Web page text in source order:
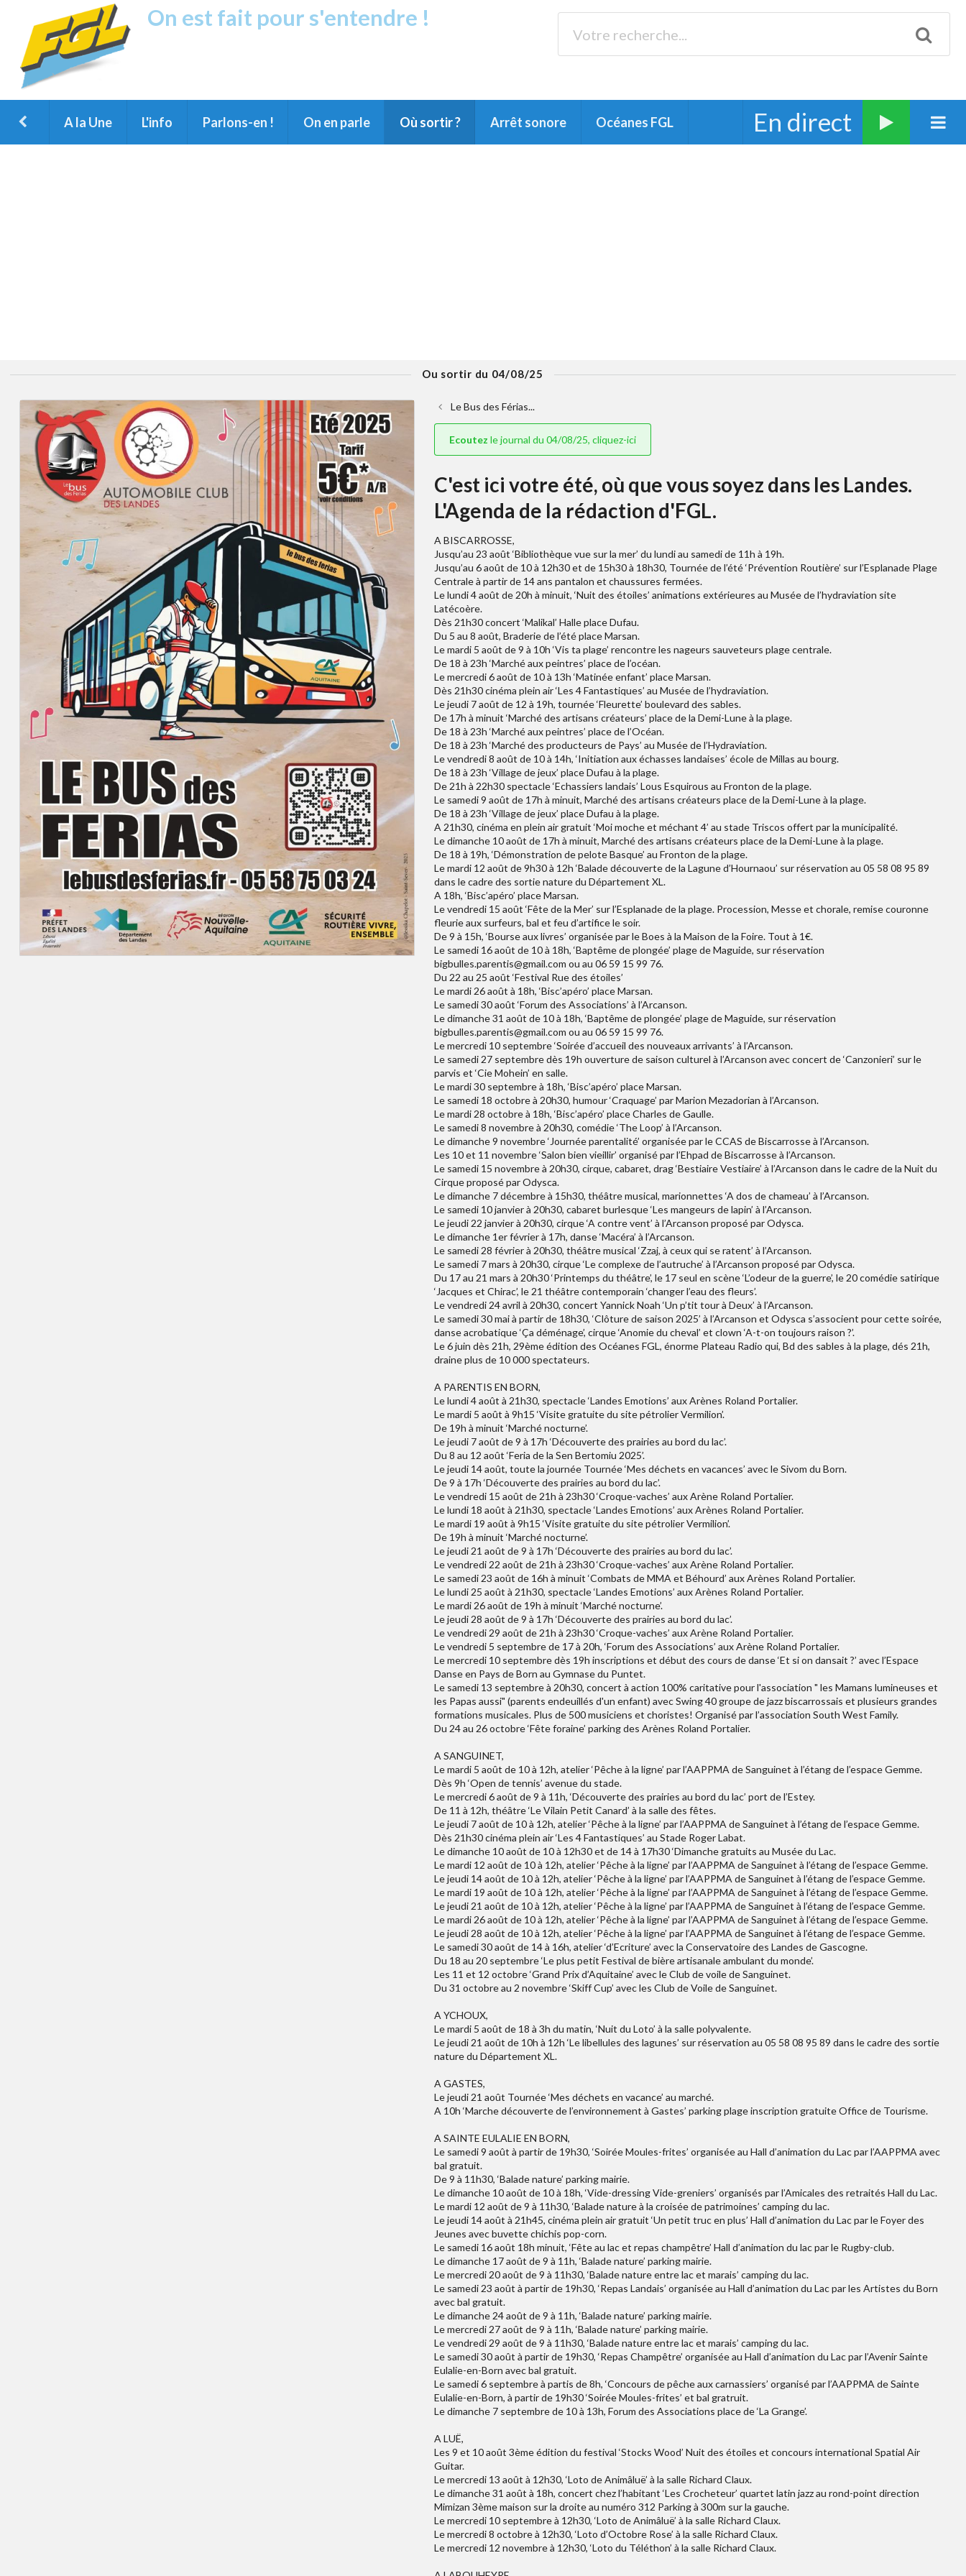
On est fait pour s'entendre !
A la Une L'info Parlons-en ! On en parle Où sortir ? Arrêt sonore Océanes FGL En direct
Ou sortir du 04/08/25
Le Bus des Férias...
Ecoutez le journal du 04/08/25, cliquez-ici
C'est ici votre été, où que vous soyez dans les Landes.
L'Agenda de la rédaction d'FGL.
A BISCARROSSE,
Jusqu’au 23 août ‘Bibliothèque vue sur la mer’ du lundi au samedi de 11h à 19h.
Jusqu’au 6 août de 10 à 12h30 et de 15h30 à 18h30, Tournée de l’été ‘Prévention Routière’ sur l’Esplanade Plage
Centrale à partir de 14 ans pantalon et chaussures fermées.
Le lundi 4 août de 20h à minuit, ‘Nuit des étoiles’ animations extérieures au Musée de l’hydraviation site
Latécoère.
Dès 21h30 concert ‘Malikal’ Halle place Dufau.
Du 5 au 8 août, Braderie de l’été place Marsan.
Le mardi 5 août de 9 à 10h ‘Vis ta plage’ rencontre les nageurs sauveteurs plage centrale.
De 18 à 23h ‘Marché aux peintres’ place de l’océan.
Le mercredi 6 août de 10 à 13h ‘Matinée enfant’ place Marsan.
Dès 21h30 cinéma plein air ‘Les 4 Fantastiques’ au Musée de l’hydraviation.
Le jeudi 7 août de 12 à 19h, tournée ‘Fleurette’ boulevard des sables.
De 17h à minuit ‘Marché des artisans créateurs’ place de la Demi-Lune à la plage.
De 18 à 23h ‘Marché aux peintres’ place de l’Océan.
De 18 à 23h ‘Marché des producteurs de Pays’ au Musée de l’Hydraviation.
Le vendredi 8 août de 10 à 14h, ‘Initiation aux échasses landaises’ école de Millas au bourg.
De 18 à 23h ‘Village de jeux’ place Dufau à la plage.
De 21h à 22h30 spectacle ‘Echassiers landais’ Lous Esquirous au Fronton de la plage.
Le samedi 9 août de 17h à minuit, Marché des artisans créateurs place de la Demi-Lune à la plage.
De 18 à 23h ‘Village de jeux’ place Dufau à la plage.
A 21h30, cinéma en plein air gratuit ‘Moi moche et méchant 4’ au stade Triscos offert par la municipalité.
Le dimanche 10 août de 17h à minuit, Marché des artisans créateurs place de la Demi-Lune à la plage.
De 18 à 19h, ‘Démonstration de pelote Basque’ au Fronton de la plage.
Le mardi 12 août de 9h30 à 12h ‘Balade découverte de la Lagune d’Hournaou’ sur réservation au 05 58 08 95 89
dans le cadre des sortie nature du Département XL.
A 18h, ‘Bisc’apéro’ place Marsan.
Le vendredi 15 août ‘Fête de la Mer’ sur l’Esplanade de la plage. Procession, Messe et chorale, remise couronne
fleurie aux surfeurs, bal et feu d’artifice le soir.
De 9 à 15h, ‘Bourse aux livres’ organisée par le Boes à la Maison de la Foire. Tout à 1€.
Le samedi 16 août de 10 à 18h, ‘Baptême de plongée’ plage de Maguide, sur réservation
bigbulles.parentis@gmail.com ou au 06 59 15 99 76.
Du 22 au 25 août ‘Festival Rue des étoiles’
Le mardi 26 août à 18h, ‘Bisc’apéro’ place Marsan.
Le samedi 30 août ‘Forum des Associations’ à l’Arcanson.
Le dimanche 31 août de 10 à 18h, ‘Baptême de plongée’ plage de Maguide, sur réservation
bigbulles.parentis@gmail.com ou au 06 59 15 99 76.
Le mercredi 10 septembre ‘Soirée d’accueil des nouveaux arrivants’ à l’Arcanson.
Le samedi 27 septembre dès 19h ouverture de saison culturel à l’Arcanson avec concert de ‘Canzonieri’ sur le
parvis et ‘Cie Mohein’ en salle.
Le mardi 30 septembre à 18h, ‘Bisc’apéro’ place Marsan.
Le samedi 18 octobre à 20h30, humour ‘Craquage’ par Marion Mezadorian à l’Arcanson.
Le mardi 28 octobre à 18h, ‘Bisc’apéro’ place Charles de Gaulle.
Le samedi 8 novembre à 20h30, comédie ‘The Loop’ à l’Arcanson.
Le dimanche 9 novembre ‘Journée parentalité’ organisée par le CCAS de Biscarrosse à l’Arcanson.
Les 10 et 11 novembre ‘Salon bien vieillir’ organisé par l’Ehpad de Biscarrosse à l’Arcanson.
Le samedi 15 novembre à 20h30, cirque, cabaret, drag ‘Bestiaire Vestiaire’ à l’Arcanson dans le cadre de la Nuit du
Cirque proposé par Odysca.
Le dimanche 7 décembre à 15h30, théâtre musical, marionnettes ‘A dos de chameau’ à l’Arcanson.
Le samedi 10 janvier à 20h30, cabaret burlesque ‘Les mangeurs de lapin’ à l’Arcanson.
Le jeudi 22 janvier à 20h30, cirque ‘A contre vent’ à l’Arcanson proposé par Odysca.
Le dimanche 1er février à 17h, danse ‘Macéra’ à l’Arcanson.
Le samedi 28 février à 20h30, théâtre musical ‘Zzaj, à ceux qui se ratent’ à l’Arcanson.
Le samedi 7 mars à 20h30, cirque ‘Le complexe de l’autruche’ à l’Arcanson proposé par Odysca.
Du 17 au 21 mars à 20h30 ‘Printemps du théâtre’, le 17 seul en scène ‘L’odeur de la guerre’, le 20 comédie satirique
‘Jacques et Chirac’, le 21 théâtre contemporain ‘changer l’eau des fleurs’.
Le vendredi 24 avril à 20h30, concert Yannick Noah ‘Un p’tit tour à Deux’ à l’Arcanson.
Le samedi 30 mai à partir de 18h30, ‘Clôture de saison 2025’ à l’Arcanson et Odysca s’associent pour cette soirée,
danse acrobatique ‘Ça déménage’, cirque ‘Anomie du cheval’ et clown ‘A-t-on toujours raison ?’.
Le 6 juin dès 21h, 29ème édition des Océanes FGL, énorme Plateau Radio qui, Bd des sables à la plage, dés 21h,
draine plus de 10 000 spectateurs.
A PARENTIS EN BORN,
Le lundi 4 août à 21h30, spectacle ‘Landes Emotions’ aux Arènes Roland Portalier.
Le mardi 5 août à 9h15 ‘Visite gratuite du site pétrolier Vermilion’.
De 19h à minuit ‘Marché nocturne’.
Le jeudi 7 août de 9 à 17h ‘Découverte des prairies au bord du lac’.
Du 8 au 12 août ‘Feria de la Sen Bertomiu 2025’.
Le jeudi 14 août, toute la journée Tournée ‘Mes déchets en vacances’ avec le Sivom du Born.
De 9 à 17h ‘Découverte des prairies au bord du lac’.
Le vendredi 15 août de 21h à 23h30 ‘Croque-vaches’ aux Arène Roland Portalier.
Le lundi 18 août à 21h30, spectacle ‘Landes Emotions’ aux Arènes Roland Portalier.
Le mardi 19 août à 9h15 ‘Visite gratuite du site pétrolier Vermilion’.
De 19h à minuit ‘Marché nocturne’.
Le jeudi 21 août de 9 à 17h ‘Découverte des prairies au bord du lac’.
Le vendredi 22 août de 21h à 23h30 ‘Croque-vaches’ aux Arène Roland Portalier.
Le samedi 23 août de 16h à minuit ‘Combats de MMA et Béhourd’ aux Arènes Roland Portalier.
Le lundi 25 août à 21h30, spectacle ‘Landes Emotions’ aux Arènes Roland Portalier.
Le mardi 26 août de 19h à minuit ‘Marché nocturne’.
Le jeudi 28 août de 9 à 17h ‘Découverte des prairies au bord du lac’.
Le vendredi 29 août de 21h à 23h30 ‘Croque-vaches’ aux Arène Roland Portalier.
Le vendredi 5 septembre de 17 à 20h, ‘Forum des Associations’ aux Arène Roland Portalier.
Le mercredi 10 septembre dès 19h inscriptions et début des cours de danse ‘Et si on dansait ?’ avec l’Espace
Danse en Pays de Born au Gymnase du Puntet.
Le samedi 13 septembre à 20h30, concert à action 100% caritative pour l'association " les Mamans lumineuses et
les Papas aussi" (parents endeuillés d'un enfant) avec Swing 40 groupe de jazz biscarrossais et plusieurs grandes
formations musicales. Plus de 500 musiciens et choristes! Organisé par l’association South West Family.
Du 24 au 26 octobre ‘Fête foraine’ parking des Arènes Roland Portalier.
A SANGUINET,
Le mardi 5 août de 10 à 12h, atelier ‘Pêche à la ligne’ par l’AAPPMA de Sanguinet à l’étang de l’espace Gemme.
Dès 9h ‘Open de tennis’ avenue du stade.
Le mercredi 6 août de 9 à 11h, ‘Découverte des prairies au bord du lac’ port de l’Estey.
De 11 à 12h, théâtre ‘Le Vilain Petit Canard’ à la salle des fêtes.
Le jeudi 7 août de 10 à 12h, atelier ‘Pêche à la ligne’ par l’AAPPMA de Sanguinet à l’étang de l’espace Gemme.
Dès 21h30 cinéma plein air ‘Les 4 Fantastiques’ au Stade Roger Labat.
Le dimanche 10 août de 10 à 12h30 et de 14 à 17h30 ‘Dimanche gratuits au Musée du Lac.
Le mardi 12 août de 10 à 12h, atelier ‘Pêche à la ligne’ par l’AAPPMA de Sanguinet à l’étang de l’espace Gemme.
Le jeudi 14 août de 10 à 12h, atelier ‘Pêche à la ligne’ par l’AAPPMA de Sanguinet à l’étang de l’espace Gemme.
Le mardi 19 août de 10 à 12h, atelier ‘Pêche à la ligne’ par l’AAPPMA de Sanguinet à l’étang de l’espace Gemme.
Le jeudi 21 août de 10 à 12h, atelier ‘Pêche à la ligne’ par l’AAPPMA de Sanguinet à l’étang de l’espace Gemme.
Le mardi 26 août de 10 à 12h, atelier ‘Pêche à la ligne’ par l’AAPPMA de Sanguinet à l’étang de l’espace Gemme.
Le jeudi 28 août de 10 à 12h, atelier ‘Pêche à la ligne’ par l’AAPPMA de Sanguinet à l’étang de l’espace Gemme.
Le samedi 30 août de 14 à 16h, atelier ‘d’Ecriture’ avec la Conservatoire des Landes de Gascogne.
Du 18 au 20 septembre ‘Le plus petit Festival de bière artisanale ambulant du monde’.
Les 11 et 12 octobre ‘Grand Prix d’Aquitaine’ avec le Club de voile de Sanguinet.
Du 31 octobre au 2 novembre ‘Skiff Cup’ avec les Club de Voile de Sanguinet.
A YCHOUX,
Le mardi 5 août de 18 à 3h du matin, ‘Nuit du Loto’ à la salle polyvalente.
Le jeudi 21 août de 10h à 12h ‘Le libellules des lagunes’ sur réservation au 05 58 08 95 89 dans le cadre des sortie
nature du Département XL.
A GASTES,
Le jeudi 21 août Tournée ‘Mes déchets en vacance’ au marché.
A 10h ‘Marche découverte de l’environnement à Gastes’ parking plage inscription gratuite Office de Tourisme.
A SAINTE EULALIE EN BORN,
Le samedi 9 août à partir de 19h30, ‘Soirée Moules-frites’ organisée au Hall d’animation du Lac par l’AAPPMA avec
bal gratuit.
De 9 à 11h30, ‘Balade nature’ parking mairie.
Le dimanche 10 août de 10 à 18h, ‘Vide-dressing Vide-greniers’ organisés par l’Amicales des retraités Hall du Lac.
Le mardi 12 août de 9 à 11h30, ‘Balade nature à la croisée de patrimoines’ camping du lac.
Le jeudi 14 août à 21h45, cinéma plein air gratuit ‘Un petit truc en plus’ Hall d’animation du Lac par le Foyer des
Jeunes avec buvette chichis pop-corn.
Le samedi 16 août 18h minuit, ‘Fête au lac et repas champêtre’ Hall d’animation du lac par le Rugby-club.
Le dimanche 17 août de 9 à 11h, ‘Balade nature’ parking mairie.
Le mercredi 20 août de 9 à 11h30, ‘Balade nature entre lac et marais’ camping du lac.
Le samedi 23 août à partir de 19h30, ‘Repas Landais’ organisée au Hall d’animation du Lac par les Artistes du Born
avec bal gratuit.
Le dimanche 24 août de 9 à 11h, ‘Balade nature’ parking mairie.
Le mercredi 27 août de 9 à 11h, ‘Balade nature’ parking mairie.
Le vendredi 29 août de 9 à 11h30, ‘Balade nature entre lac et marais’ camping du lac.
Le samedi 30 août à partir de 19h30, ‘Repas Champêtre’ organisée au Hall d’animation du Lac par l’Avenir Sainte
Eulalie-en-Born avec bal gratuit.
Le samedi 6 septembre à partis de 8h, ‘Concours de pêche aux carnassiers’ organisé par l’AAPPMA de Sainte
Eulalie-en-Born, à partir de 19h30 ‘Soirée Moules-frites’ et bal gratruit.
Le dimanche 7 septembre de 10 à 13h, Forum des Associations place de ‘La Grange’.
A LUË,
Les 9 et 10 août 3ème édition du festival ‘Stocks Wood’ Nuit des étoiles et concours international Spatial Air
Guitar.
Le mercredi 13 août à 12h30, ‘Loto de Animâluë’ à la salle Richard Claux.
Le dimanche 31 août à 18h, concert chez l’habitant ‘Les Crocheteur’ quartet latin jazz au rond-point direction
Mimizan 3ème maison sur la droite au numéro 312 Parking à 300m sur la gauche.
Le mercredi 10 septembre à 12h30, ‘Loto de Animâluë’ à la salle Richard Claux.
Le mercredi 8 octobre à 12h30, ‘Loto d’Octobre Rose’ à la salle Richard Claux.
Le mercredi 12 novembre à 12h30, ‘Loto du Téléthon’ à la salle Richard Claux.